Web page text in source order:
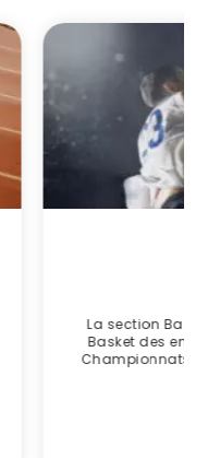
: une école de
préparation aux
et filles, jeunes ou